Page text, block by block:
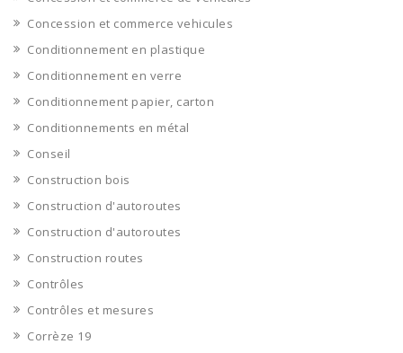
Concession et commerce vehicules
Conditionnement en plastique
Conditionnement en verre
Conditionnement papier, carton
Conditionnements en métal
Conseil
Construction bois
Construction d'autoroutes
Construction d'autoroutes
Construction routes
Contrôles
Contrôles et mesures
Corrèze 19